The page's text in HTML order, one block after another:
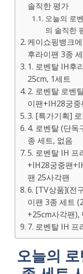
솔직한 평가
오늘의 로
의 솔직한
케이쇼핑뱅크
후라이팬 3종
1. 로벤탈 IH후
25cm, 1세트
2. 로벤탈 로벤
이팬+IH28궁
3. [특가기획]
4. 로벤탈 (단
종 세트, 없음
5. 로벤탈 IH 프
+IH28궁중팬
팬 25사각팬
6. [TV상품](전
이팬 3종 세트
+25cm사각팬),
7. 로벤탈 IH 프
오늘의